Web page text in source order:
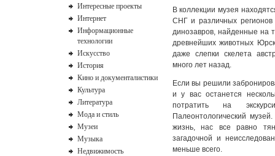
Интересные проекты
Интернет
Информационные
технологии
Искусство
История
Кино и документалистики
Культура
Литература
Мода и стиль
Музеи
Музыка
Недвижимость
В коллекции музея
СНГ и различных регионов
динозавров, найденные на
древнейших животных
даже слепки скелета
много лет назад.
Если вы решили
и у вас останется
потратить на
Палеонтологический
жизнь, нас все равно
загадочной и
меньше всего.